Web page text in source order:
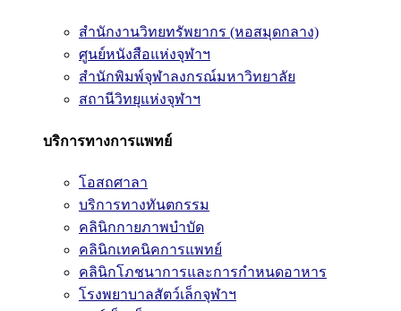
สำนักงานวิทยทรัพยากร (หอสมุดกลาง)
ศูนย์หนังสือแห่งจุฬาฯ
สำนักพิมพ์จุฬาลงกรณ์มหาวิทยาลัย
สถานีวิทยุแห่งจุฬาฯ
บริการทางการแพทย์
โอสถศาลา
บริการทางทันตกรรม
คลินิกกายภาพบำบัด
คลินิกเทคนิคการแพทย์
คลินิกโภชนาการและการกำหนดอาหาร
โรงพยาบาลสัตว์เล็กจุฬาฯ